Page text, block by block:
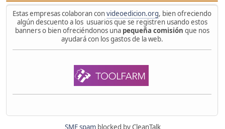
Estas empresas colaboran convideoedicion.org, bien ofreciendo
algún descuento a los usuarios que se registren usando estos
banners o bien ofreciéndonos una pequeña comisión que nos
ayudará con los gastos de la web.
SMF spamblocked by CleanTalk